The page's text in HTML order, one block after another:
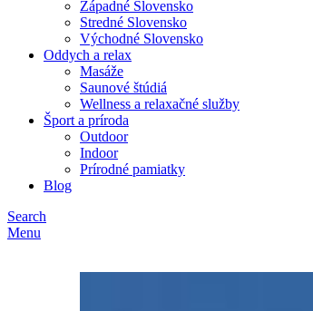
Západné Slovensko
Stredné Slovensko
Východné Slovensko
Oddych a relax
Masáže
Saunové štúdiá
Wellness a relaxačné služby
Šport a príroda
Outdoor
Indoor
Prírodné pamiatky
Blog
Search
Menu